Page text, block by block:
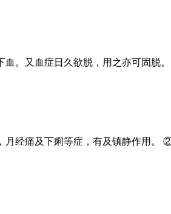
。又血症日久欲脱，用之亦可固脱。
经痛及下痢等症，有及镇静作用。